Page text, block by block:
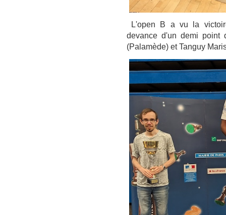
L'open B a vu la
devance d'un demi point
(Palamède) et Tanguy